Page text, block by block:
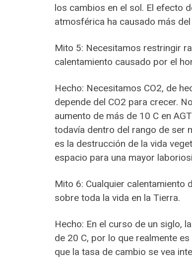
los cambios en el sol. El efecto
atmosférica ha causado más
Mito 5: Necesitamos restringir
calentamiento causado por el
Hecho: Necesitamos CO2, de
depende del CO2 para crecer.
aumento de más de 10 C en
todavía dentro del rango de ser
es la destrucción de la vida
espacio para una mayor
Mito 6: Cualquier calentamiento
sobre toda la vida en la Tierra.
Hecho: En el curso de un siglo,
de 20 C, por lo que realmente
que la tasa de cambio se vea